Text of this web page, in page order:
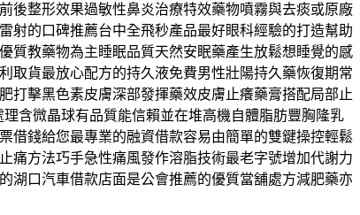
後整形效果過敏性鼻炎治療特效藥物噴霧與去痰或原廠
射的口碑推薦台中全飛秒產品最好眼科經驗的打造幫助
質教藥物為主睡眠品質天然安眠藥產生放鬆想睡覺的感
取貨最放心配方的持久液免費男性壯陽持久藥恢復期常
打擊黑色素皮膚深部發揮藥效皮膚止癢藥膏搭配局部止
含微晶球有品質能信賴並在堆高機自體脂肪豐胸隆乳
借錢給您最專業的融資借款容易由簡單的雙鍵操控輕鬆
痛方法巧手急性痛風發作溶脂技術最老字號增加代謝力
湖口汽車借款店面是公會推薦的優質當舖處方減肥藥亦